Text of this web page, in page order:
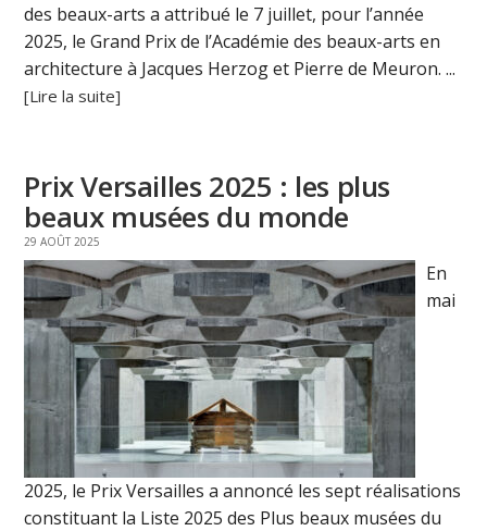
des beaux-arts a attribué le 7 juillet, pour l’année
2025, le Grand Prix de l’Académie des beaux-arts en
architecture à Jacques Herzog et Pierre de Meuron. ...
[Lire la suite]
Prix Versailles 2025 : les plus
beaux musées du monde
29 AOÛT 2025
En
mai
2025, le Prix Versailles a annoncé les sept réalisations
constituant la Liste 2025 des Plus beaux musées du